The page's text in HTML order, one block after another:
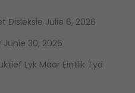
Disleksie Julie 6, 2026
Junie 30, 2026
Lyk Maar Eintlik Tyd